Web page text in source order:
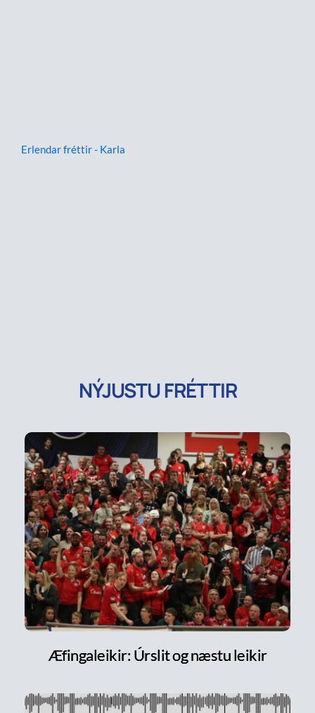
Erlendar fréttir - Karla
NÝJUSTU FRÉTTIR
Æfingaleikir: Úrslit og næstu leikir